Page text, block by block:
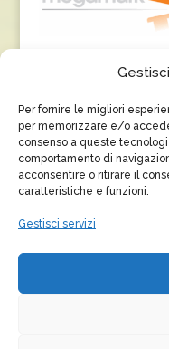
Per fornire le migliori
per memorizzare e/o
consenso a queste
comportamento di
acconsentire o ritirare il
caratteristiche e funzioni.
Gestisci servizi